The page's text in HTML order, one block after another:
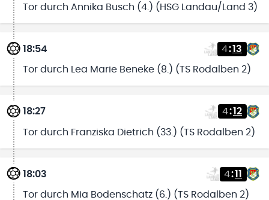
Tor durch Annika Busch (4.) (HSG Landau/Land 3)
18:54 4:13
Tor durch Lea Marie Beneke (8.) (TS Rodalben 2)
18:27 4:12
Tor durch Franziska Dietrich (33.) (TS Rodalben 2)
18:03 4:11
Tor durch Mia Bodenschatz (6.) (TS Rodalben 2)